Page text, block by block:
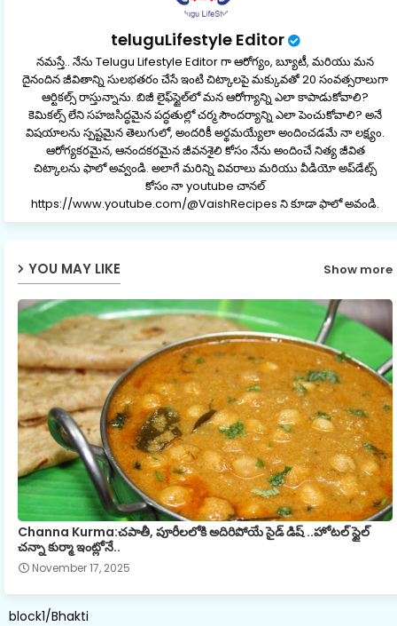
teluguLifestyle Editor
నమస్తే.. నేను Telugu Lifestyle Editor గా ఆరోగ్యం, బ్యూటీ, మరియు మన
దైనందిన జీవితాన్ని సులభతరం చేసే ఇంటి చిట్కాలపై మక్కువతో 20 సంవత్సరాలుగా
ఆర్టికల్స్ రాస్తున్నాను. బిజీ లైఫ్‌స్టైల్‌లో మన ఆరోగ్యాన్ని ఎలా కాపాడుకోవాలి?
కెమికల్స్ లేని సహజసిద్ధమైన పద్ధతుల్లో చర్మ సౌందర్యాన్ని ఎలా పెంచుకోవాలి? అనే
విషయాలను స్పష్టమైన తెలుగులో, అందరికీ అర్థమయ్యేలా అందించడమే నా లక్ష్యం.
ఆరోగ్యకరమైన, ఆనందకరమైన జీవనశైలి కోసం నేను అందించే నిత్య జీవిత
చిట్కాలను ఫాలో అవ్వండి. అలాగే మరిన్ని వివరాలు మరియు వీడియో అప్‌డేట్స్
కోసం నా youtube చానల్
https://www.youtube.com/@VaishRecipes ని కూడా ఫాలో అవండి.
YOU MAY LIKE Show more
Channa Kurma:చపాతీ, పూరీలలోకి అదిరిపోయే సైడ్ డిష్ ..హోటల్ స్టైల్
చన్నా కుర్మా ఇంట్లోనే..
November 17, 2025
block1/Bhakti